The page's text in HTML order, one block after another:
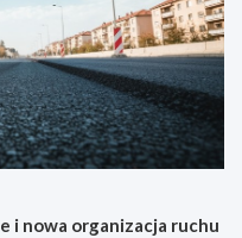
i nowa organizacja ruchu